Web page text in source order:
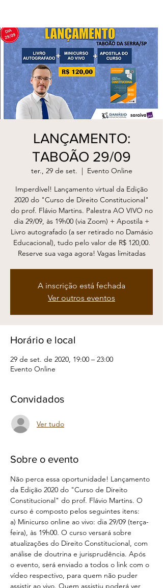
LANÇAMENTO:
TABOÃO 29/09
ter., 29 de set.
  |
Evento Online
Imperdível! Lançamento virtual da Edição
2020 do "Curso de Direito Constitucional"
do prof. Flávio Martins. Palestra AO VIVO no
dia 29/09, às 19h00 (via Zoom) + Apostila +
Livro autografado (a ser retirado no Damásio
Educacional), tudo pelo valor de R$ 120,00.
Reserve sua vaga agora! Vagas limitadas
A inscrição está fechada
Ver outros eventos
Horário e local
29 de set. de 2020, 19:00 – 23:00
Evento Online
Convidados
Ver tudo
Sobre o evento
Não perca essa oportunidade! Lançamento
da Edição 2020 do "Curso de Direito
Constitucional" do prof. Flávio Martins. O
curso é composto pelos seguintes itens:
a) Minicurso online ao vivo: dia 29/09 (terça-
feira), às 19h00. O curso versará sobre
atualizações do Direito Constitucional, com
análise de doutrina e jurisprudência. Após
o evento, será enviado a todos o link com o
vídeo respectivo, para quem não puder
assistir ao vivo. Quem assistiu poderá ver